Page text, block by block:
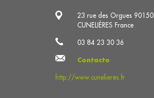
23 rue des Orgues 90150
CUNELIÈRES France
03 84 23 30 36
Contacto
http://www.cunelieres.fr